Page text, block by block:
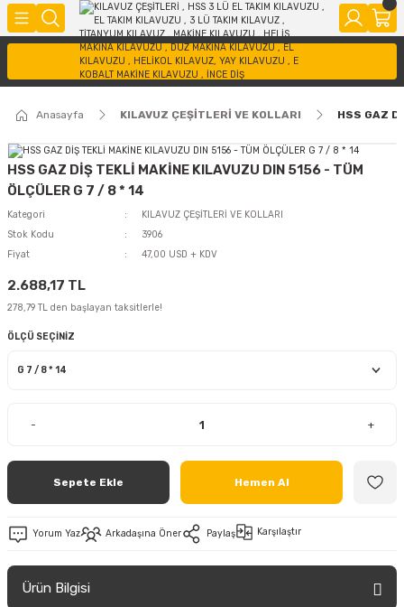
Anasayfa KILAVUZ ÇEŞİTLERİ VE KOLLARI HSS GAZ
HSS GAZ DİŞ TEKLİ MAKİNE KILAVUZU DIN 5156 - TÜM
ÖLÇÜLER G 7 / 8 * 14
Kategori
KILAVUZ ÇEŞİTLERİ VE KOLLARI
Stok Kodu
3906
Fiyat
47,00 USD + KDV
2.688,17 TL
278,79 TL den başlayan taksitlerle!
ÖLÇÜ SEÇİNİZ
- +
Sepete Ekle Hemen Al
Yorum Yaz Arkadaşına Öner Paylaş Karşılaştır
Ürün Bilgisi